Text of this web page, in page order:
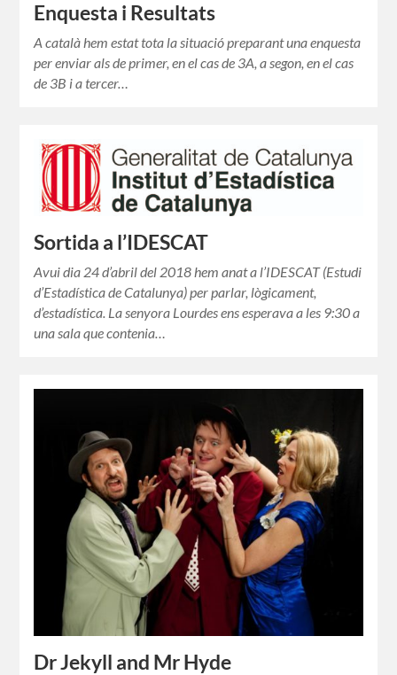
Enquesta i Resultats
A català hem estat tota la situació preparant una enquesta
per enviar als de primer, en el cas de 3A, a segon, en el cas
de 3B i a tercer…
Sortida a l’IDESCAT
Avui dia 24 d’abril del 2018 hem anat a l’IDESCAT (Estudi
d’Estadística de Catalunya) per parlar, lògicament,
d’estadística. La senyora Lourdes ens esperava a les 9:30 a
una sala que contenia…
Dr Jekyll and Mr Hyde